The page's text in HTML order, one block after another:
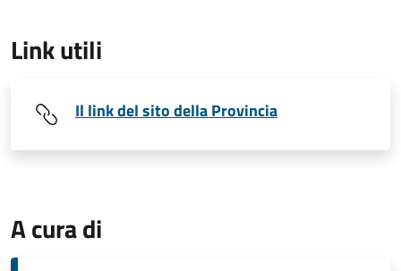
Link utili
Il link del sito della Provincia
A cura di